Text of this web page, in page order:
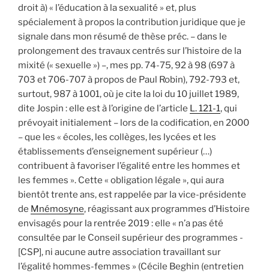
droit à) « l’éducation à la sexualité » et, plus
spécialement à propos la contribution juridique que je
signale dans mon résumé de thèse préc. – dans le
prolongement des travaux centrés sur l’histoire de la
mixité (« sexuelle ») –, mes pp. 74-75, 92 à 98 (697 à
703 et 706-707 à propos de Paul Robin), 792-793 et,
surtout, 987 à 1001, où je cite la loi du 10 juillet 1989,
dite Jospin : elle est à l’origine de l’article L. 121-1, qui
prévoyait initialement – lors de la codification, en 2000
– que les « écoles, les collèges, les lycées et les
établissements d’enseignement supérieur (…)
contribuent à favoriser l’égalité entre les hommes et
les femmes ». Cette « obligation légale », qui aura
bientôt trente ans, est rappelée par la vice-présidente
de Mnémosyne, réagissant aux programmes d’Histoire
envisagés pour la rentrée 2019 : elle « n’a pas été
consultée par le Conseil supérieur des programmes ­
[CSP], ni aucune autre association travaillant sur
l’égalité hommes-femmes » (Cécile Beghin (entretien